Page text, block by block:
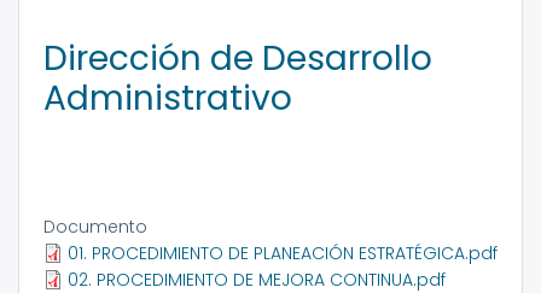
Dirección de Desarrollo
Administrativo
Documento
01. PROCEDIMIENTO DE PLANEACIÓN ESTRATÉGICA.pdf
02. PROCEDIMIENTO DE MEJORA CONTINUA.pdf